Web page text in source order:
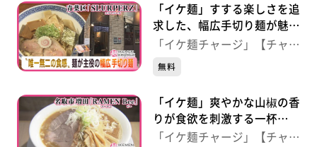
「イケ麺」すする楽しさを追
求した、幅広手切り麺が魅力
の一杯 【スラーパーズ】
「イケ麺チャージ」【チャー
ジ！】
無料
「イケ麺」爽やかな山椒の香
りが食欲を刺激する一杯
【RAMEN Bee】（名取市増
「イケ麺チャージ」【チャー